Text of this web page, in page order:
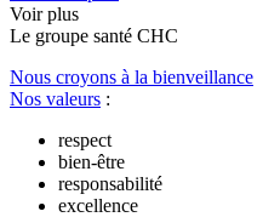
Voir plus
Le groupe santé CHC
Nous croyons à la bienveillance
Nos valeurs :
respect
bien-être
responsabilité
excellence